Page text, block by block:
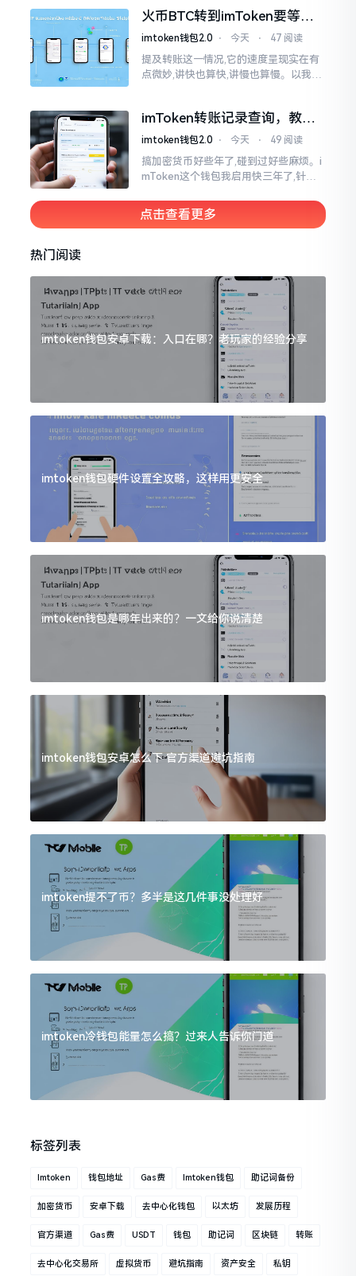
火币BTC转到imToken要等多
久？过来人说说真实情况
imtoken钱包2.0 ⋅ 今天 ⋅ 47 阅读
提及转账这一情况,它的速度呈现实在有
点微妙,讲快也算快,讲慢也算慢。以我从
账。可是
imToken转账记录查询，教你
正确查看方法
imtoken钱包2.0 ⋅ 今天 ⋅ 49 阅读
搞加密货币好些年了,碰到过好些麻烦。i
mToken这个钱包我启用快三年了,针对
官网位置在哪儿。事实上,最初接触之际
我也疑惑过一阵子
点击查看更多
热门阅读
imtoken钱包安卓下载：入口在哪？老玩家的经验分享
imtoken钱包硬件设置全攻略，这样用更安全
imtoken钱包是哪年出来的？一文给你说清楚
imtoken钱包安卓怎么下 官方渠道避坑指南
imtoken提不了币？多半是这几件事没处理好
imtoken冷钱包能量怎么搞？过来人告诉你门道
标签列表
Imtoken 钱包地址 Gas费 Imtoken钱包 助记词备份
加密货币 安卓下载 去中心化钱包 以太坊 发展历程
官方渠道 Gas费 USDT 钱包 助记词 区块链 转账
去中心化交易所 虚拟货币 避坑指南 资产安全 私钥